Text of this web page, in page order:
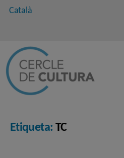
Català
Etiqueta: TC